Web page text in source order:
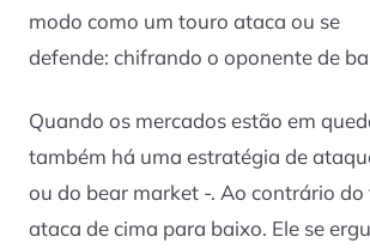
modo como um touro ataca ou se
defende: chifrando o oponente de
Quando os mercados estão em
também há uma estratégia de
ou do bear market -. Ao contrário
ataca de cima para baixo. Ele se